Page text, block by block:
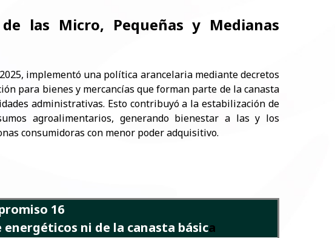
las Micro, Pequeñas y Medianas
implementó una política arancelaria mediante decretos
para bienes y mercancías que forman parte de la canasta
administrativas. Esto contribuyó a la estabilización de
agroalimentarios, generando bienestar a las y los
consumidoras con menor poder adquisitivo.
16
ni de la canasta básica